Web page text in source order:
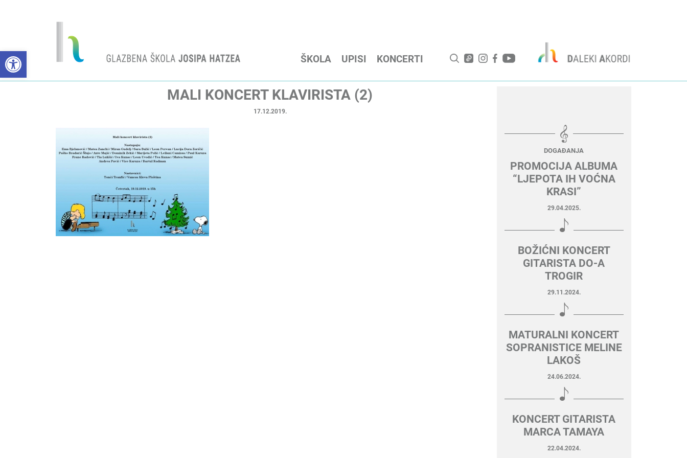
Open toolbar ŠKOLA UPISI KONCERTI
MALI KONCERT KLAVIRISTA (2)
17.12.2019.
DOGAĐANJA
PROMOCIJA ALBUMA
“LJEPOTA IH VOĆNA
KRASI”
29.04.2025.
BOŽIĆNI KONCERT
GITARISTA DO-A
TROGIR
29.11.2024.
MATURALNI KONCERT
SOPRANISTICE MELINE
LAKOŠ
24.06.2024.
KONCERT GITARISTA
MARCA TAMAYA
22.04.2024.